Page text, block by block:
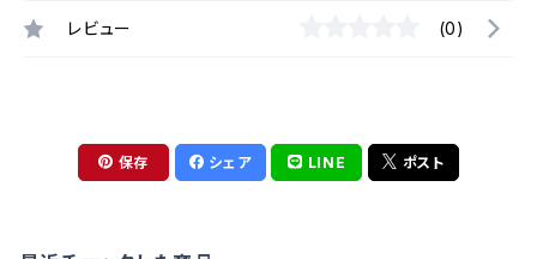
レビュー (0)
保存 シェア LINE ポスト